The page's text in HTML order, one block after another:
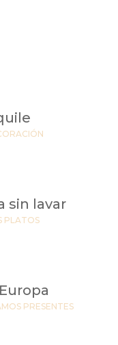
sin lavar
PLATOS
PRESENTES